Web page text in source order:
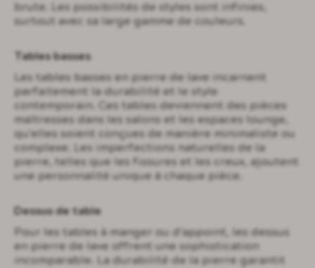
brute. Les possibilités de styles sont infinies,
surtout avec sa large gamme de couleurs.
Tables basses
Les tables basses en pierre de lave incarnent
parfaitement la durabilité et le style
contemporain. Ces tables deviennent des pièces
maîtresses dans les salons et les espaces lounge,
qu'elles soient conçues de manière minimaliste ou
complexe. Les imperfections naturelles de la
pierre, telles que les fissures et les creux, ajoutent
une personnalité unique à chaque pièce.
Dessus de table
Pour les tables à manger ou d'appoint, les dessus
en pierre de lave offrent une sophistication
incomparable. La durabilité de la pierre garantit